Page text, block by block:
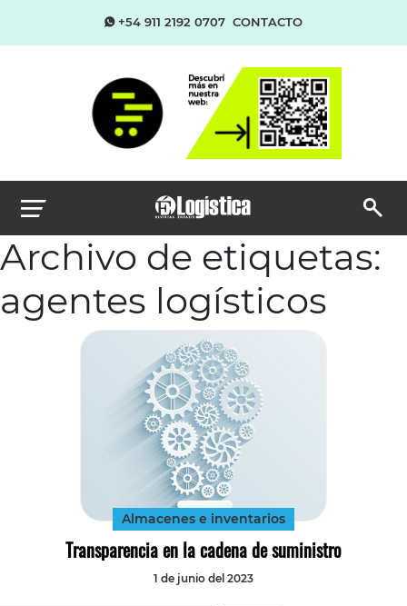
+54 911 2192 0707 CONTACTO
Archivo de etiquetas:
agentes logísticos
Almacenes e inventarios
Transparencia en la cadena de suministro
1 de junio del 2023